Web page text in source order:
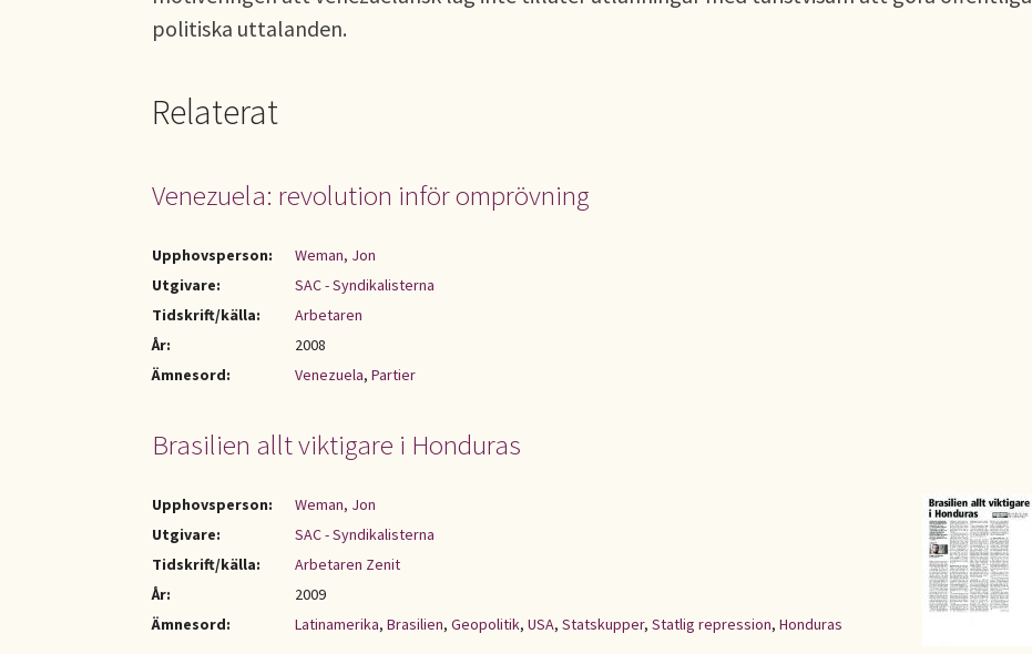
politiska uttalanden.
Relaterat
Venezuela: revolution inför omprövning
Upphovsperson:
Weman, Jon
Utgivare:
SAC - Syndikalisterna
Tidskrift/källa:
Arbetaren
År:
2008
Ämnesord:
Venezuela, Partier
Brasilien allt viktigare i Honduras
Upphovsperson:
Weman, Jon
Utgivare:
SAC - Syndikalisterna
Tidskrift/källa:
Arbetaren Zenit
År:
2009
Ämnesord:
Latinamerika, Brasilien, Geopolitik, USA, Statskupper, Statlig repression, Honduras